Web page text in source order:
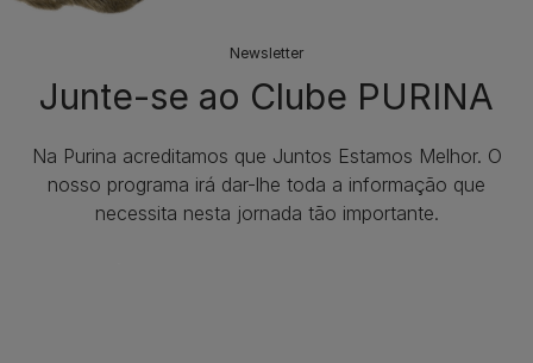
Newsletter
Junte-se ao Clube PURINA
Na Purina acreditamos que Juntos Estamos Melhor. O
nosso programa irá dar-lhe toda a informação que
necessita nesta jornada tão importante.